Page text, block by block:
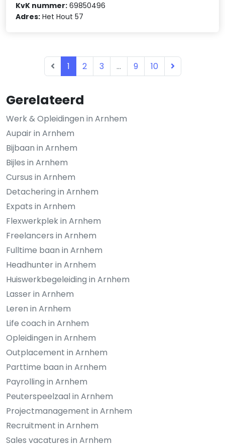
Gerelateerd
Werk & Opleidingen in Arnhem
Aupair in Arnhem
Bijbaan in Arnhem
Bijles in Arnhem
Cursus in Arnhem
Detachering in Arnhem
Expats in Arnhem
Flexwerkplek in Arnhem
Freelancers in Arnhem
Fulltime baan in Arnhem
Headhunter in Arnhem
Huiswerkbegeleiding in Arnhem
Lasser in Arnhem
Leren in Arnhem
Life coach in Arnhem
Opleidingen in Arnhem
Outplacement in Arnhem
Parttime baan in Arnhem
Payrolling in Arnhem
Peuterspeelzaal in Arnhem
Projectmanagement in Arnhem
Recruitment in Arnhem
Sales vacatures in Arnhem
KvK nummer: 69850496
Adres: Het Hout 57
1 2 3 ... 9 10